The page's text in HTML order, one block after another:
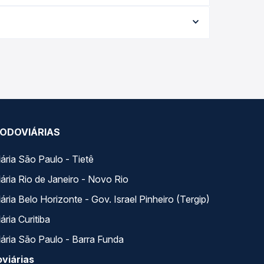
a melhor oferta para o seu roteiro.
São Paulo - Tietê
Rio de Janeiro - Novo Rio
Belo Horizonte - Gov. Israel Pinheiro (Tergip)
Curitiba
São Paulo - Barra Funda